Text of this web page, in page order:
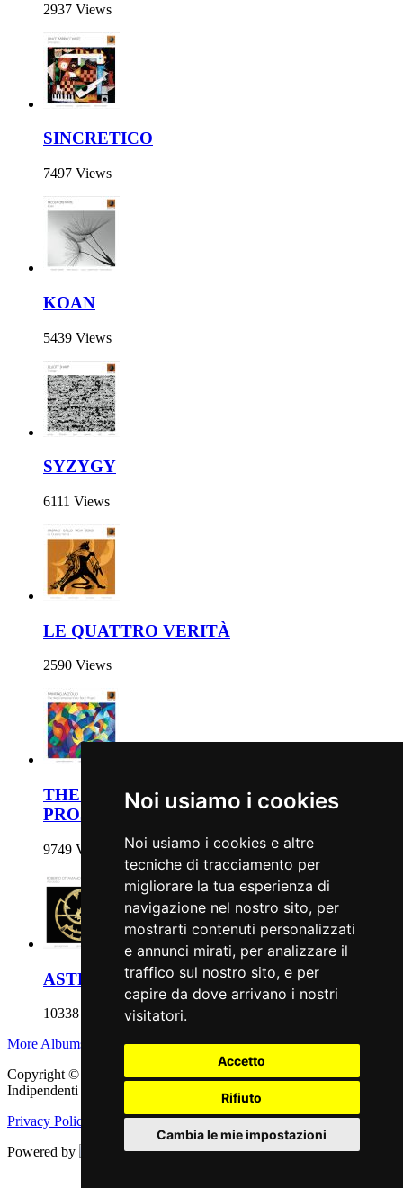
Noi usiamo i cookies
Noi usiamo i cookies e altre
tecniche di tracciamento per
migliorare la tua esperienza di
navigazione nel nostro sito, per
mostrarti contenuti personalizzati
e annunci mirati, per analizzare il
traffico sul nostro sito, e per
capire da dove arrivano i nostri
visitatori.
Accetto
Rifiuto
Cambia le mie impostazioni
2937 Views
SINCRETICO
7497 Views
KOAN
5439 Views
SYZYGY
6111 Views
LE QUATTRO VERITÀ
2590 Views
THE WELL-TEMPERED DUO: BACH
PROJECT
9749 Views
ASTROLABIO
10338 Views
More Albums
Copyright © 2011 - 2026 adEIdJ - Associazione delle Etichette
Indipendenti di Jazz. All Rights Reserved.
Privacy Policy
Cookie Policy
Powered by
Web Engine